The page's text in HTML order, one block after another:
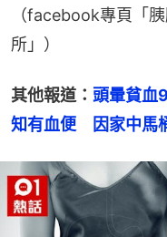
（facebook專頁「
所」）
其他報道： 頭暈貧血
知有血便　因家中馬